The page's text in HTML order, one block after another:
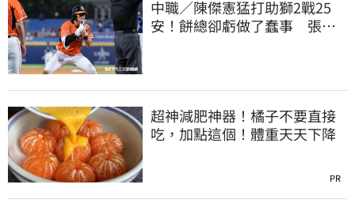
中職／陳傑憲猛打助獅2戰25
安！餅總卻虧做了蠢事 張翔
超神減肥神器！橘子不要直接
吃，加點這個！體重天天下降
PR